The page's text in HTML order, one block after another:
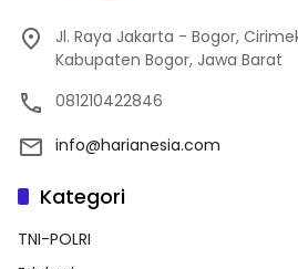
Jl. Raya Jakarta - Bogor,
Kabupaten Bogor, Jawa Barat
081210422846
info@harianesia.com
Kategori
TNI-POLRI